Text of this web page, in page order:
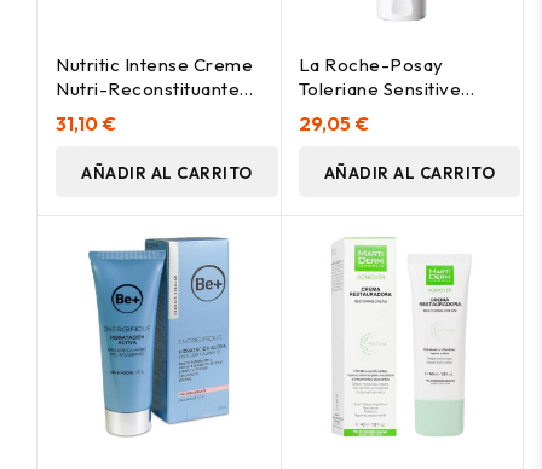
Nutritic Intense Creme
Nutri-Reconstituante
Profonde 50 Ml
31,10 €
AÑADIR AL CARRITO
La Roche-Posay
Toleriane Sensitive
Fluide, 40 Ml
29,05 €
AÑADIR AL CARRITO